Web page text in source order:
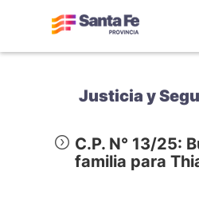
Justicia y
C.P. N° 13/25:
familia para